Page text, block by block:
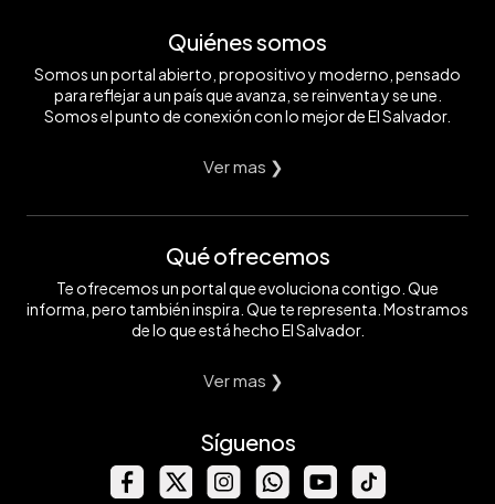
Quiénes somos
Somos un portal abierto, propositivo y moderno, pensado
para reflejar a un país que avanza, se reinventa y se une.
Somos el punto de conexión con lo mejor de El Salvador.
Ver mas ❯
Qué ofrecemos
Te ofrecemos un portal que evoluciona contigo. Que
informa, pero también inspira. Que te representa. Mostramos
de lo que está hecho El Salvador.
Ver mas ❯
Síguenos